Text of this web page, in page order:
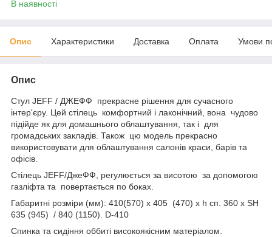
В наявності
Опис Характеристики Доставка Оплата Умови
Опис
Стул JEFF / ДЖЕФФ прекрасне рішення для сучасного
інтер'єру. Цей стілець комфортний і лаконічний, вона чудово
підійде як для домашнього облаштування, так і для
громадських закладів. Також цю модель прекрасно
використовувати для облаштування салонів краси, барів та
офісів.
Стілець JEFF/ДжеФФ, регулюється за висотою за допомогою
газліфта та повертається по боках.
Габаритні розміри (мм): 410(570) х 405 (470) х h сп. 360 x SH
635 (945) / 840 (1150). D-410
Спинка та сидіння оббиті високоякісним матеріалом.